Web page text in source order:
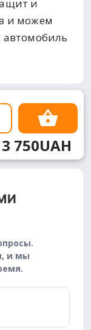
и
и можем
автомобиль
3 750UAH
и мы